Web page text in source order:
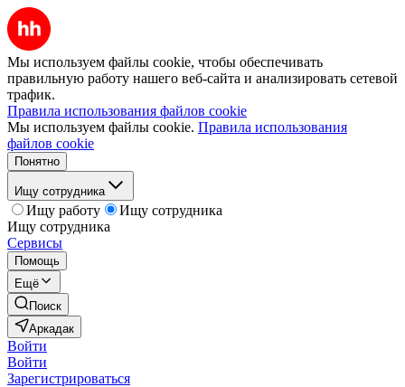
Мы используем файлы cookie, чтобы обеспечивать
правильную работу нашего веб-сайта и анализировать сетевой
трафик.
Правила использования файлов cookie
Мы используем файлы cookie. Правила использования
файлов cookie
Понятно
Ищу сотрудника
Ищу работу
Ищу сотрудника
Ищу сотрудника
Сервисы
Помощь
Ещё
Поиск
Аркадак
Войти
Войти
Зарегистрироваться